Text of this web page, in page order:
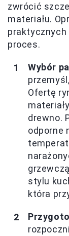
zwrócić
materiału.
praktycznych
proces.
Wybór
Ofertę
drewno.
odporne
stylu
która